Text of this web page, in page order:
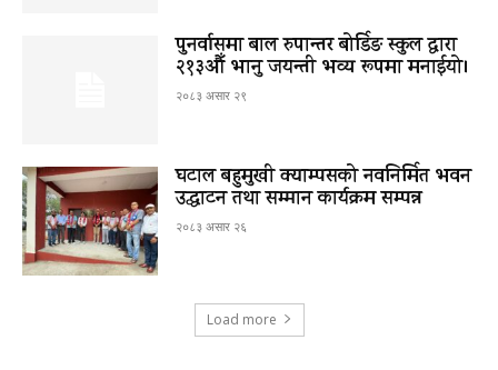
पुनर्वासमा बाल रुपान्तर बोर्डिङ स्कुल द्धारा
२१३औँ भानु जयन्ती भव्य रूपमा मनाईयो।
२०८३ असार २९
घटाल बहुमुखी क्याम्पसको नवनिर्मित भवन
उद्घाटन तथा सम्मान कार्यक्रम सम्पन्न
२०८३ असार २६
Load more